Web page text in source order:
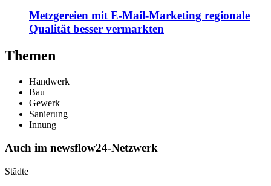
Metzgereien mit E-Mail-Marketing regionale
Qualität besser vermarkten
Themen
Handwerk
Bau
Gewerk
Sanierung
Innung
Auch im newsflow24-Netzwerk
Städte